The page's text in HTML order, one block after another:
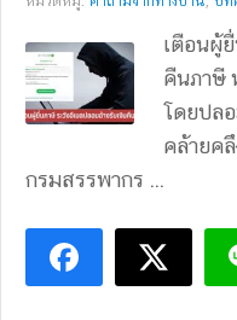
เตือนผู้
คืนภาษี
โดยปล
คล้ายค
กรมสรรพากร ...